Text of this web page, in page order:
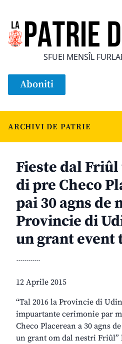
SFUEI MENSÎL
Aboniti
ARCHIVI DE PATRIE
Fieste dal
di pre Checo
pai 30 agns de
Provincie di
un grant event
............
12 Aprile 2015
“Tal 2016 la Provincie di
impuartante cerimonie par
Checo Placerean a 30 agns
un grant om dal nestri Friûl”